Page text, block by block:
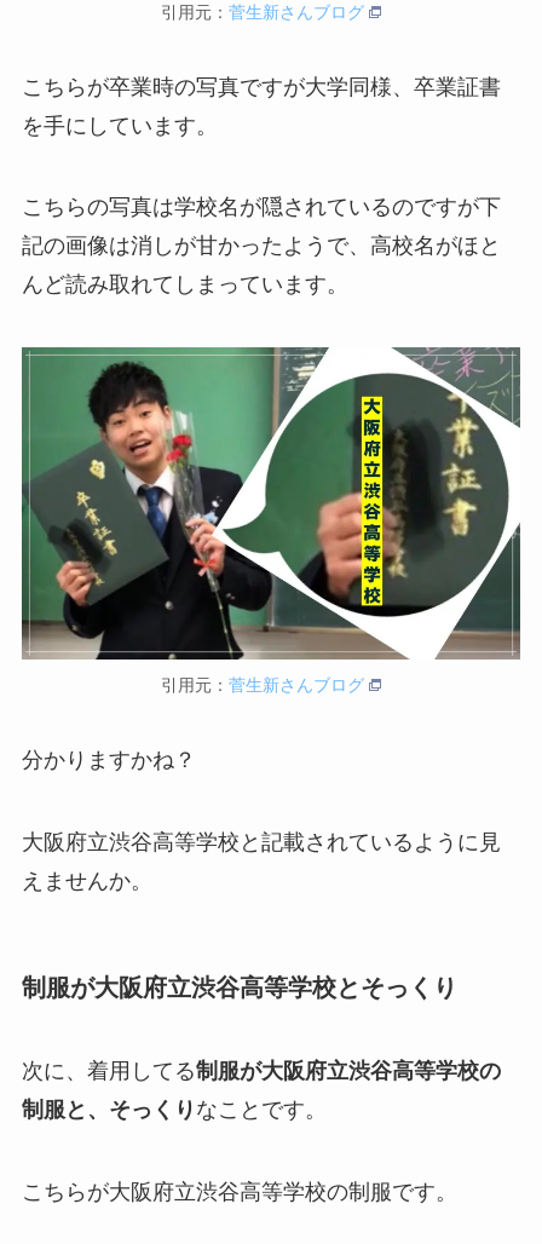
引用元： 菅生新さんブログ
こちらが卒業時の写真ですが大学同様、卒業証書
を手にしています。
こちらの写真は学校名が隠されているのですが下
記の画像は消しが甘かったようで、高校名がほと
んど読み取れてしまっています。
引用元： 菅生新さんブログ
分かりますかね？
大阪府立渋谷高等学校と記載されているように見
えませんか。
制服が大阪府立渋谷高等学校とそっくり
次に、着用してる制服が大阪府立渋谷高等学校の
制服と、そっくり なことです。
こちらが大阪府立渋谷高等学校の制服です。